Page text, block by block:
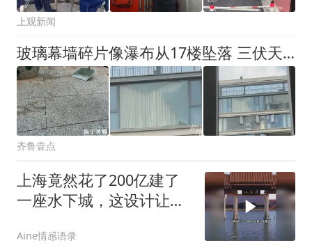
上观新闻
玻璃幕墙碎片像瀑布从17楼坠落 三伏天快自查→
齐鲁壹点
上海竟然花了200亿建了
一座水下城，这设计让人
Aine情感语录